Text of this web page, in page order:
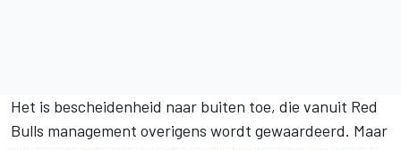
Het is bescheidenheid naar buiten toe, die vanuit Red
Bulls management overigens wordt gewaardeerd. Maar